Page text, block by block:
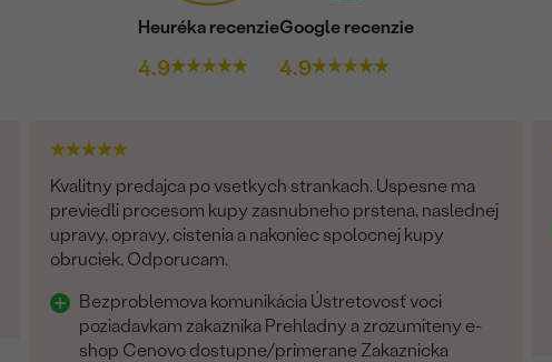
Heuréka recenzie
4.9
Google recenzie
4.9
Kvalitny predajca po vsetkych strankach. Uspesne ma
previedli procesom kupy zasnubneho prstena, naslednej
upravy, opravy, cistenia a nakoniec spolocnej kupy
obruciek. Odporucam.
Bezproblemova komunikácia Ústretovosť voci
poziadavkam zakaznika Prehladny a zrozumiteny e-
shop Cenovo dostupne/primerane Zakaznicka